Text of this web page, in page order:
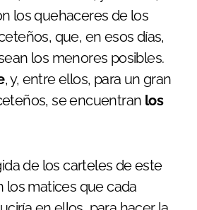
los quehaceres de los
que, en esos días,
los menores posibles.
, y, entre ellos, para un gran
se encuentran los
de los carteles de este
los matices que cada